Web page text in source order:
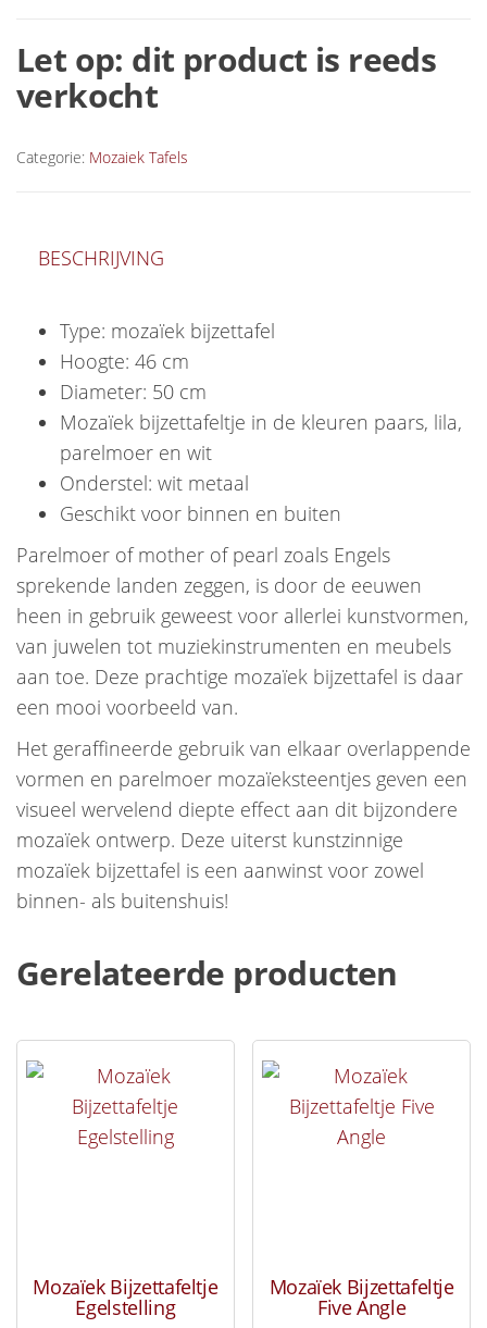
Let op: dit product is reeds
verkocht
Categorie: Mozaiek Tafels
BESCHRIJVING
Type: mozaïek bijzettafel
Hoogte: 46 cm
Diameter: 50 cm
Mozaïek bijzettafeltje in de kleuren paars, lila,
parelmoer en wit
Onderstel: wit metaal
Geschikt voor binnen en buiten
Parelmoer of mother of pearl zoals Engels
sprekende landen zeggen, is door de eeuwen
heen in gebruik geweest voor allerlei kunstvormen,
van juwelen tot muziekinstrumenten en meubels
aan toe. Deze prachtige mozaïek bijzettafel is daar
een mooi voorbeeld van.
Het geraffineerde gebruik van elkaar overlappende
vormen en parelmoer mozaïeksteentjes geven een
visueel wervelend diepte effect aan dit bijzondere
mozaïek ontwerp. Deze uiterst kunstzinnige
mozaïek bijzettafel is een aanwinst voor zowel
binnen- als buitenshuis!
Gerelateerde producten
Mozaïek Bijzettafeltje
Egelstelling
Mozaïek Bijzettafeltje
Five Angle